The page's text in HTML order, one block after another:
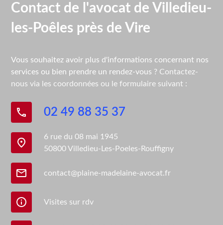
Contact de l'avocat de Villedieu-
les-Poêles près de Vire
Vous souhaitez avoir plus d'informations concernant nos
services ou bien prendre un rendez-vous ? Contactez-
nous via les coordonnées ou le formulaire suivant :
phone 02 49 88 35 37
place
6 rue du 08 mai 1945
50800 Villedieu-Les-Poeles-Rouffigny
mail contact@plaine-madelaine-avocat.fr
info Visites sur rdv